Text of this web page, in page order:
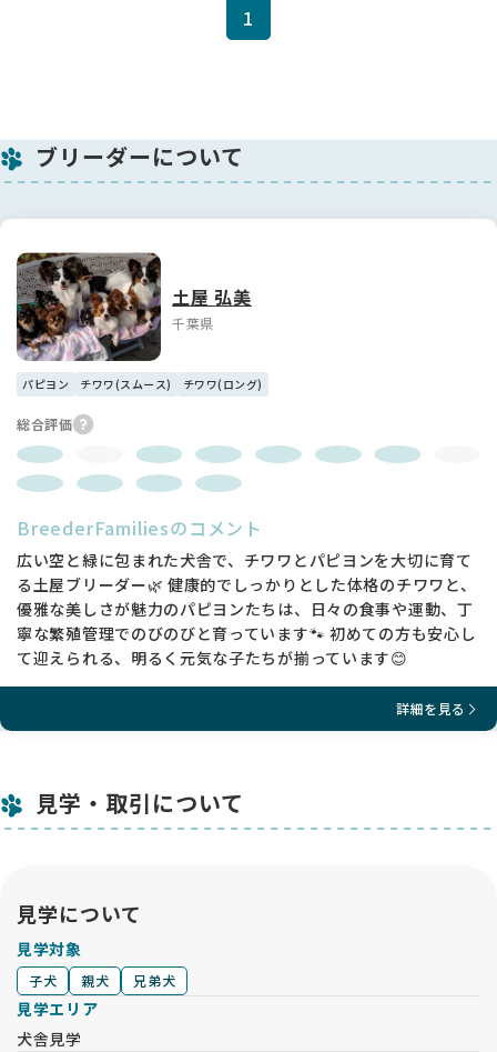
1
ブリーダーについて
土屋 弘美
千葉県
パピヨン チワワ(スムース) チワワ(ロング)
総合評価
BreederFamiliesのコメント
広い空と緑に包まれた犬舎で、チワワとパピヨンを大切に育て
る土屋ブリーダー🌿 健康的でしっかりとした体格のチワワと、
優雅な美しさが魅力のパピヨンたちは、日々の食事や運動、丁
寧な繁殖管理でのびのびと育っています🐾 初めての方も安心し
て迎えられる、明るく元気な子たちが揃っています😊
詳細を見る
見学・取引について
見学について
見学対象
子犬 親犬 兄弟犬
見学エリア
犬舎見学